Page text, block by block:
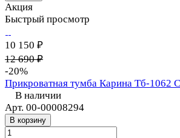
Акция
Быстрый просмотр
10 150 ₽
12 690 ₽
-20%
Прикроватная тумба Карина Тб-1062
В наличии
Арт. 00-00008294
В корзину